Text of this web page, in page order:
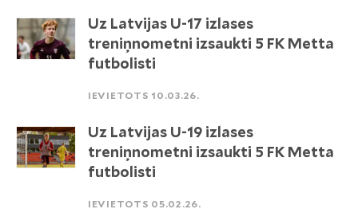
Uz Latvijas U-17 izlases
treniņnometni izsaukti 5 FK Metta
futbolisti
IEVIETOTS 10.03.26.
Uz Latvijas U-19 izlases
treniņnometni izsaukti 5 FK Metta
futbolisti
IEVIETOTS 05.02.26.